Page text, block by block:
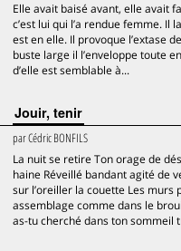
Elle avait baisé avant, elle avait
c’est lui qui l’a rendue femme.
est en elle. Il provoque l’extase
buste large il l’enveloppe toute
d’elle est semblable à...
Jouir, tenir
parCédric BONFILS
La nuit se retire Ton orage de
haine Réveillé bandant agité de
sur l’oreiller la couette Les
assemblage comme dans le
as-tu cherché dans ton sommeil